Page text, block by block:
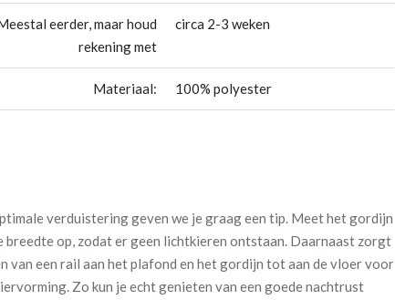
eerder, maar houd
rekening met
circa 2-3 weken
Materiaal: 100% polyester
verduistering geven we je graag een tip. Meet het gordijn
breedte op, zodat er geen lichtkieren ontstaan. Daarnaast zorgt
van een rail aan het plafond en het gordijn tot aan de vloer voor
Zo kun je echt genieten van een goede nachtrust